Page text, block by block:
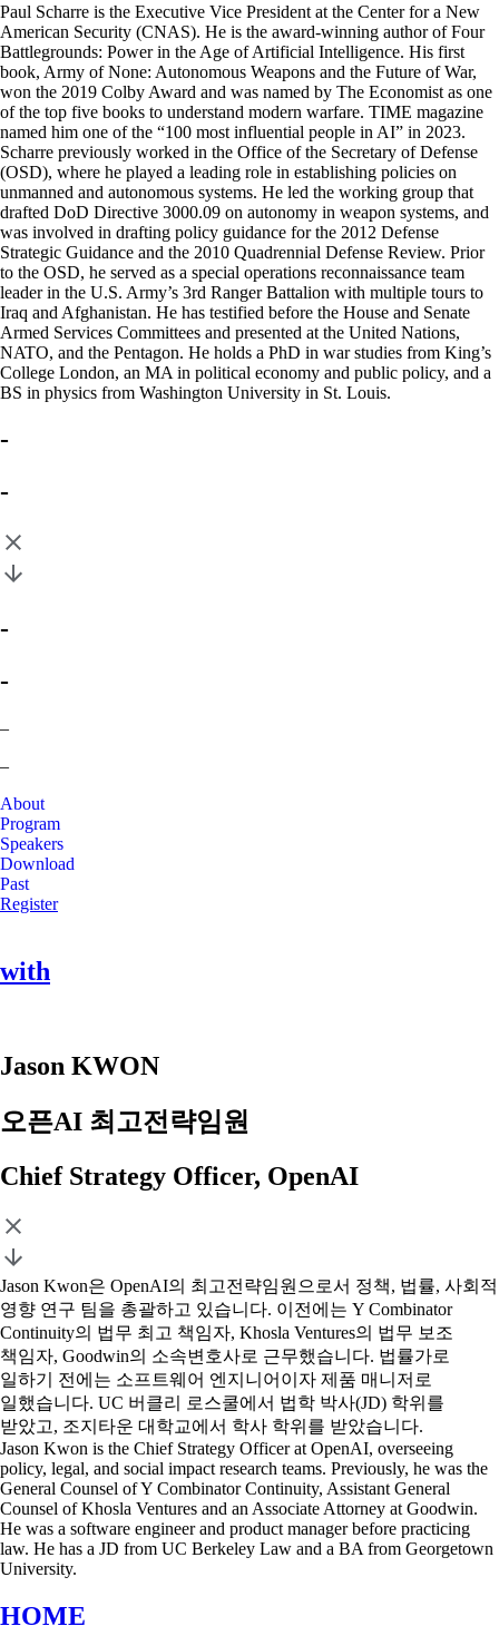
Paul Scharre is the Executive Vice President at the Center for a New
American Security (CNAS). He is the award-winning author of Four
Battlegrounds: Power in the Age of Artificial Intelligence. His first
book, Army of None: Autonomous Weapons and the Future of War,
won the 2019 Colby Award and was named by The Economist as one
of the top five books to understand modern warfare. TIME magazine
named him one of the “100 most influential people in AI” in 2023.
Scharre previously worked in the Office of the Secretary of Defense
(OSD), where he played a leading role in establishing policies on
unmanned and autonomous systems. He led the working group that
drafted DoD Directive 3000.09 on autonomy in weapon systems, and
was involved in drafting policy guidance for the 2012 Defense
Strategic Guidance and the 2010 Quadrennial Defense Review. Prior
to the OSD, he served as a special operations reconnaissance team
leader in the U.S. Army’s 3rd Ranger Battalion with multiple tours to
Iraq and Afghanistan. He has testified before the House and Senate
Armed Services Committees and presented at the United Nations,
NATO, and the Pentagon. He holds a PhD in war studies from King’s
College London, an MA in political economy and public policy, and a
BS in physics from Washington University in St. Louis.
-
-
-
-
–
–
About
Program
Speakers
Download
Past
Register
with
Jason KWON
오픈AI 최고전략임원
Chief Strategy Officer, OpenAI
Jason Kwon은 OpenAI의 최고전략임원으로서 정책, 법률, 사회적
영향 연구 팀을 총괄하고 있습니다. 이전에는 Y Combinator
Continuity의 법무 최고 책임자, Khosla Ventures의 법무 보조
책임자, Goodwin의 소속변호사로 근무했습니다. 법률가로
일하기 전에는 소프트웨어 엔지니어이자 제품 매니저로
일했습니다. UC 버클리 로스쿨에서 법학 박사(JD) 학위를
받았고, 조지타운 대학교에서 학사 학위를 받았습니다.
Jason Kwon is the Chief Strategy Officer at OpenAI, overseeing
policy, legal, and social impact research teams. Previously, he was the
General Counsel of Y Combinator Continuity, Assistant General
Counsel of Khosla Ventures and an Associate Attorney at Goodwin.
He was a software engineer and product manager before practicing
law. He has a JD from UC Berkeley Law and a BA from Georgetown
University.
HOME